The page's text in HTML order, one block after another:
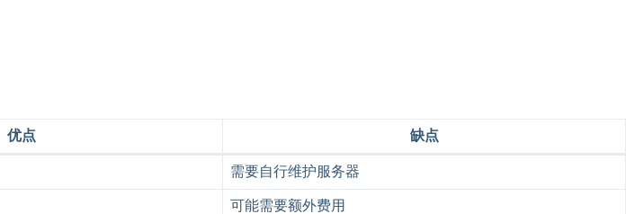
优点 缺点
需要自行维护服务器
可能需要额外费用